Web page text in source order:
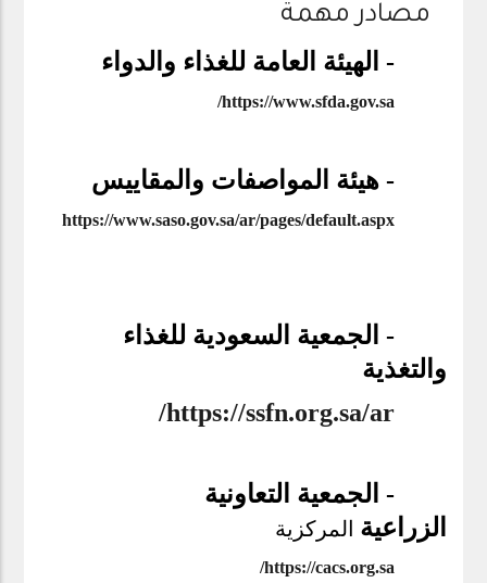
مصادر مهمة
- الهيئة العامة للغذاء والدواء
https://www.sfda.gov.sa
/
- هيئة المواصفات والمقاييس
https://www.saso.gov.sa/ar/pages/default.aspx
- الجمعية السعودية للغذاء
والتغذية
https://ssfn.org.sa/ar
/
- الجمعية التعاونية
الزراعية المركزية
https://cacs.org.sa
/